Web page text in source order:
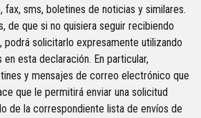
sms, boletines de noticias y similares.
de que si no quisiera seguir recibiendo
podrá solicitarlo expresamente utilizando
esta declaración. En particular,
y mensajes de correo electrónico que
que le permitirá enviar una solicitud
de la correspondiente lista de envíos de